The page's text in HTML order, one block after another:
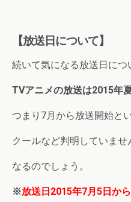
【放送日について】
続いて気になる放送日につ
TVアニメの放送は2015年
つまり7月から放送開始と
クールなど判明していませ
なるのでしょう。
※放送日2015年7月5日から